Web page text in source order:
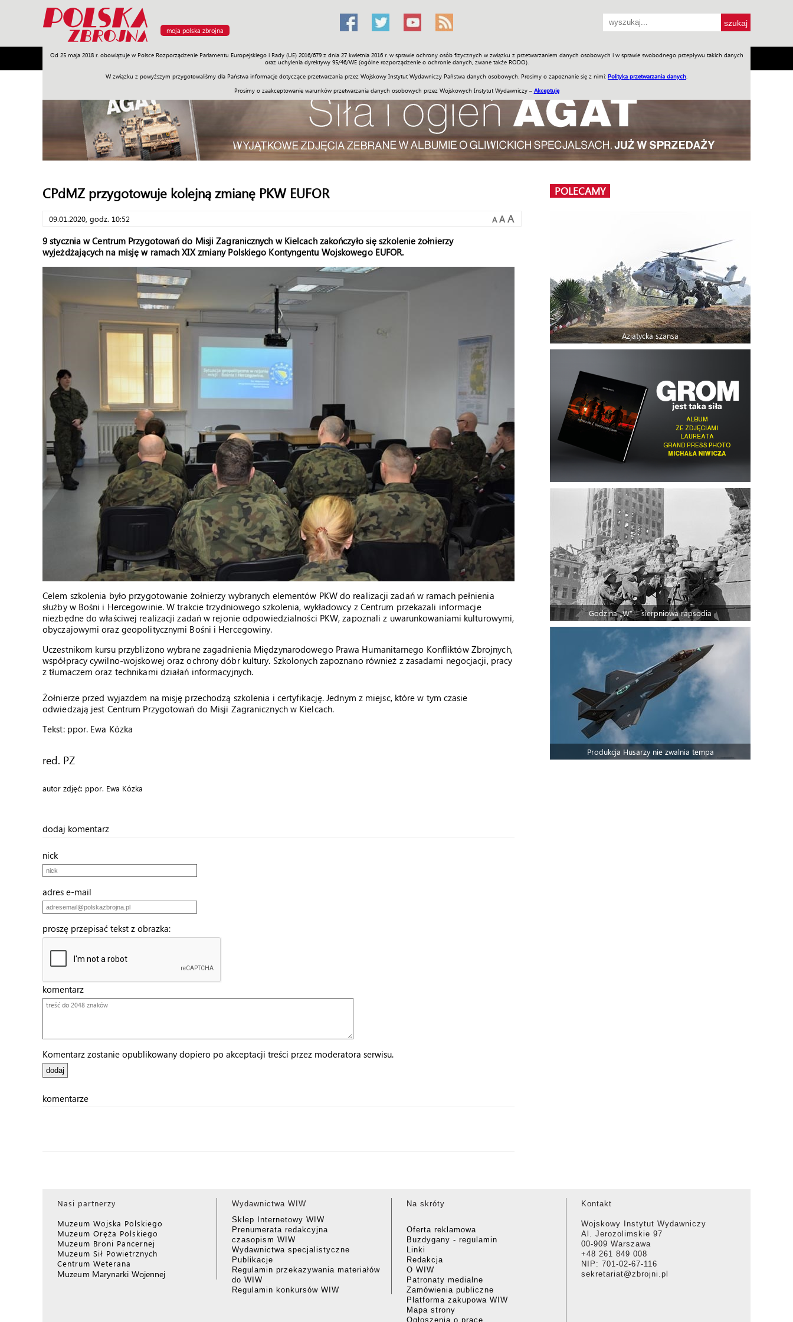
moja polska zbrojna
Od 25 maja 2018 r. obowiązuje w Polsce Rozporządzenie Parlamentu Europejskiego i Rady (UE) 2016/679 z dnia 27 kwietnia 2016 r. w sprawie ochrony osób fizycznych w związku z przetwarzaniem danych osobowych i w sprawie swobodnego przepływu takich danych
oraz uchylenia dyrektywy 95/46/WE (ogólne rozporządzenie o ochronie danych, zwane także RODO).
W związku z powyższym przygotowaliśmy dla Państwa informacje dotyczące przetwarzania przez Wojskowy Instytut Wydawniczy Państwa danych osobowych. Prosimy o zapoznanie się z nimi: Polityka przetwarzania danych
Prosimy o zaakceptowanie warunków przetwarzania danych osobowych przez Wojskowych Instytut Wydawniczy – Akceptuję
Armia Poligon Sprzęt Misje Polityka Prawo Świat Społeczność Sport Historia Galerie Wideo ENGLISH SKLEP Jednodniówki Praca w WIW
CPdMZ przygotowuje kolejną zmianę PKW EUFOR
09.01.2020, godz. 10:52 A A A
9 stycznia w Centrum Przygotowań do Misji Zagranicznych w Kielcach zakończyło się szkolenie żołnierzy
wyjeżdżających na misję w ramach XIX zmiany Polskiego Kontyngentu Wojskowego EUFOR.
Celem szkolenia było przygotowanie żołnierzy wybranych elementów PKW do realizacji zadań w ramach pełnienia
służby w Bośni i Hercegowinie. W trakcie trzydniowego szkolenia, wykładowcy z Centrum przekazali informacje
niezbędne do właściwej realizacji zadań w rejonie odpowiedzialności PKW, zapoznali z uwarunkowaniami kulturowymi,
obyczajowymi oraz geopolitycznymi Bośni i Hercegowiny.
Uczestnikom kursu przybliżono wybrane zagadnienia Międzynarodowego Prawa Humanitarnego Konfliktów Zbrojnych,
współpracy cywilno-wojskowej oraz ochrony dóbr kultury. Szkolonych zapoznano również z zasadami negocjacji, pracy
z tłumaczem oraz technikami działań informacyjnych.
Żołnierze przed wyjazdem na misję przechodzą szkolenia i certyfikację. Jednym z miejsc, które w tym czasie
odwiedzają jest Centrum Przygotowań do Misji Zagranicznych w Kielcach.
Tekst: ppor. Ewa Kózka
red. PZ
autor zdjęć: ppor. Ewa Kózka
dodaj komentarz
nick
adres e-mail
proszę przepisać tekst z obrazka:
komentarz
Komentarz zostanie opublikowany dopiero po akceptacji treści przez moderatora serwisu.
komentarze
POLECAMY
Azjatycka szansa
Godzina „W” – sierpniowa rapsodia
Produkcja Husarzy nie zwalnia tempa
Nasi partnerzy
Muzeum Wojska Polskiego
Muzeum Oręża Polskiego
Muzeum Broni Pancernej
Muzeum Sił Powietrznych
Centrum Weterana
Muzeum Marynarki Wojennej
Wydawnictwa WIW
Sklep Internetowy WIW
Prenumerata redakcyjna
czasopism WIW
Wydawnictwa specjalistyczne
Publikacje
Regulamin przekazywania materiałów
do WIW
Regulamin konkursów WIW
Na skróty
Oferta reklamowa
Buzdygany - regulamin
Linki
Redakcja
O WIW
Patronaty medialne
Zamówienia publiczne
Platforma zakupowa WIW
Mapa strony
Ogłoszenia o pracę
Kontakt
Wojskowy Instytut Wydawniczy
Al. Jerozolimskie 97
00-909 Warszawa
+48 261 849 008
NIP: 701-02-67-116
sekretariat@zbrojni.pl